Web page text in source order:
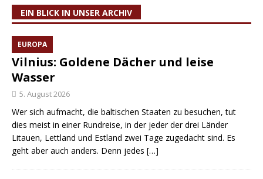
EIN BLICK IN UNSER ARCHIV
EUROPA
Vilnius: Goldene Dächer und leise
Wasser
5. August 2026
Wer sich aufmacht, die baltischen Staaten zu besuchen, tut
dies meist in einer Rundreise, in der jeder der drei Länder
Litauen, Lettland und Estland zwei Tage zugedacht sind. Es
geht aber auch anders. Denn jedes […]